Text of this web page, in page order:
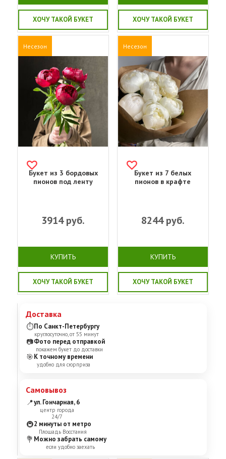
ХОЧУ ТАКОЙ БУКЕТ ХОЧУ ТАКОЙ БУКЕТ
Несезон
Букет из 3 бордовых
пионов под ленту
3914руб.
КУПИТЬ
ХОЧУ ТАКОЙ БУКЕТ
Несезон
Букет из 7 белых
пионов в крафте
8244руб.
КУПИТЬ
ХОЧУ ТАКОЙ БУКЕТ
Доставка
⏱По Санкт-Петербургу
круглосуточно, от 55 минут
📷Фото перед отправкой
покажем букет до доставки
🎯К точному времени
удобно для сюрприза
Самовывоз
📍ул. Гончарная, 6
центр города
24/7
🚇2 минуты от метро
Площадь Восстания
💐 Можно забрать самому
если удобно заехать